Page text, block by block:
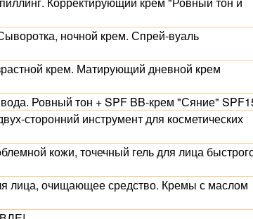
ночной крем. Спрей-вуаль
крем. Матирующий дневной крем
Ровный тон + SPF BB-крем "Сяние"
сторонний инструмент для косметических
кожи, точечный гель для лица
лица, очищающее средство. Кремы с маслом